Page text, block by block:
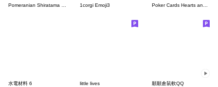
1corgi Emoji3
水電材料 6 little lives 願願倉鼠軟QQ